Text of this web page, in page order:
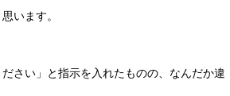
います。
さい」と指示を入れたものの、なんだか違